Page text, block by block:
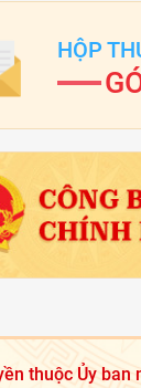
HỘP
thuộc Ủy